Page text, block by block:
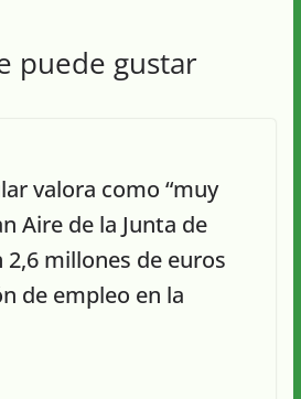
puede gustar
valora como “muy
Aire de la Junta de
2,6 millones de euros
de empleo en la